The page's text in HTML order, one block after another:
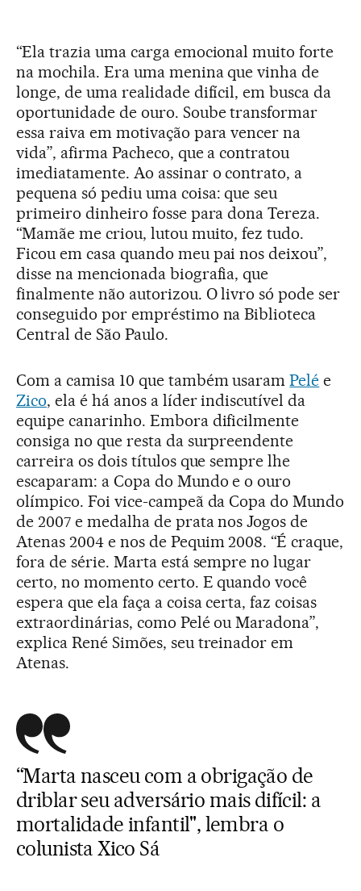
“Ela trazia uma carga emocional muito forte
na mochila. Era uma menina que vinha de
longe, de uma realidade difícil, em busca da
oportunidade de ouro. Soube transformar
essa raiva em motivação para vencer na
vida”, afirma Pacheco, que a contratou
imediatamente. Ao assinar o contrato, a
pequena só pediu uma coisa: que seu
primeiro dinheiro fosse para dona Tereza.
“Mamãe me criou, lutou muito, fez tudo.
Ficou em casa quando meu pai nos deixou”,
disse na mencionada biografia, que
finalmente não autorizou. O livro só pode ser
conseguido por empréstimo na Biblioteca
Central de São Paulo.
Com a camisa 10 que também usaramPelé e
Zico, ela é há anos a líder indiscutível da
equipe canarinho. Embora dificilmente
consiga no que resta da surpreendente
carreira os dois títulos que sempre lhe
escaparam: a Copa do Mundo e o ouro
olímpico. Foi vice-campeã da Copa do Mundo
de 2007 e medalha de prata nos Jogos de
Atenas 2004 e nos de Pequim 2008. “É craque,
fora de série. Marta está sempre no lugar
certo, no momento certo. E quando você
espera que ela faça a coisa certa, faz coisas
extraordinárias, como Pelé ou Maradona”,
explica René Simões, seu treinador em
Atenas.
“Marta nasceu com a obrigação de
driblar seu adversário mais difícil: a
mortalidade infantil", lembra o
colunista Xico Sá